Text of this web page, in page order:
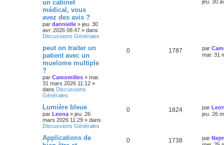
un cabinet
médical, vous
avez des avis ?
par dannielle » jeu. 30
avr. 2026 08:47 » dans
Discussions Générales
jeu. 30
peut on traiter un
patient avec un
muelome multiple
?
par Camomilles » mar.
31 mars 2026 11:12 »
dans Discussions
Générales
0 1787 par
mar. 31
Lumière bleue
par Leona » jeu. 26
mars 2026 11:29 » dans
Discussions Générales
0 1824 par
jeu. 26
Applications de
0 1738 par